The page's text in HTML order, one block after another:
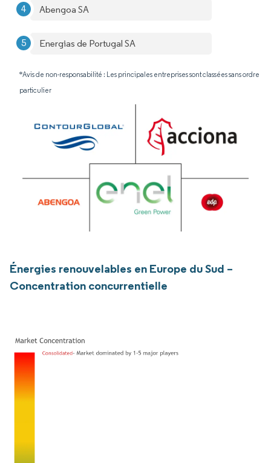
Abengoa SA
Energias de Portugal SA
*Avis de non-responsabilité : Les principales entreprises sont classées sans ordre
particulier
Énergies renouvelables en Europe du Sud –
Concentration concurrentielle